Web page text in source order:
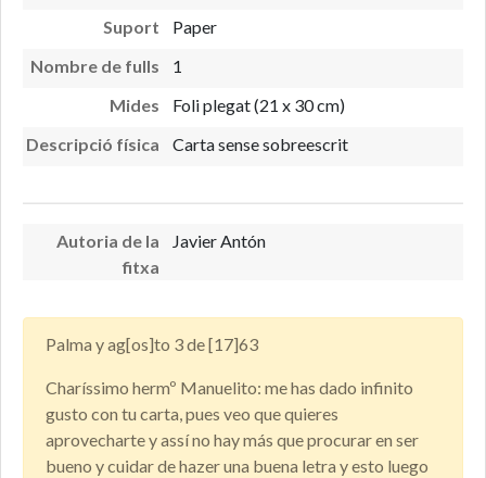
Suport
Paper
Nombre de fulls
1
Mides
Foli plegat (21 x 30 cm)
Descripció física
Carta sense sobreescrit
Autoria de la
fitxa
Javier Antón
Palma y ag[os]to 3 de [17]63
Charíssimo hermº Manuelito: me has dado infinito
gusto con tu carta, pues veo que quieres
aprovecharte y assí no hay más que procurar en ser
bueno y cuidar de hazer una buena letra y esto luego